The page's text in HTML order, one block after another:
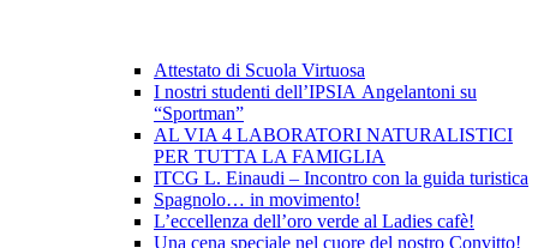
Attestato di Scuola Virtuosa
I nostri studenti dell’IPSIA Angelantoni su
“Sportman”
AL VIA 4 LABORATORI NATURALISTICI
PER TUTTA LA FAMIGLIA
ITCG L. Einaudi – Incontro con la guida turistica
Spagnolo… in movimento!
L’eccellenza dell’oro verde al Ladies cafè!
Una cena speciale nel cuore del nostro Convitto!